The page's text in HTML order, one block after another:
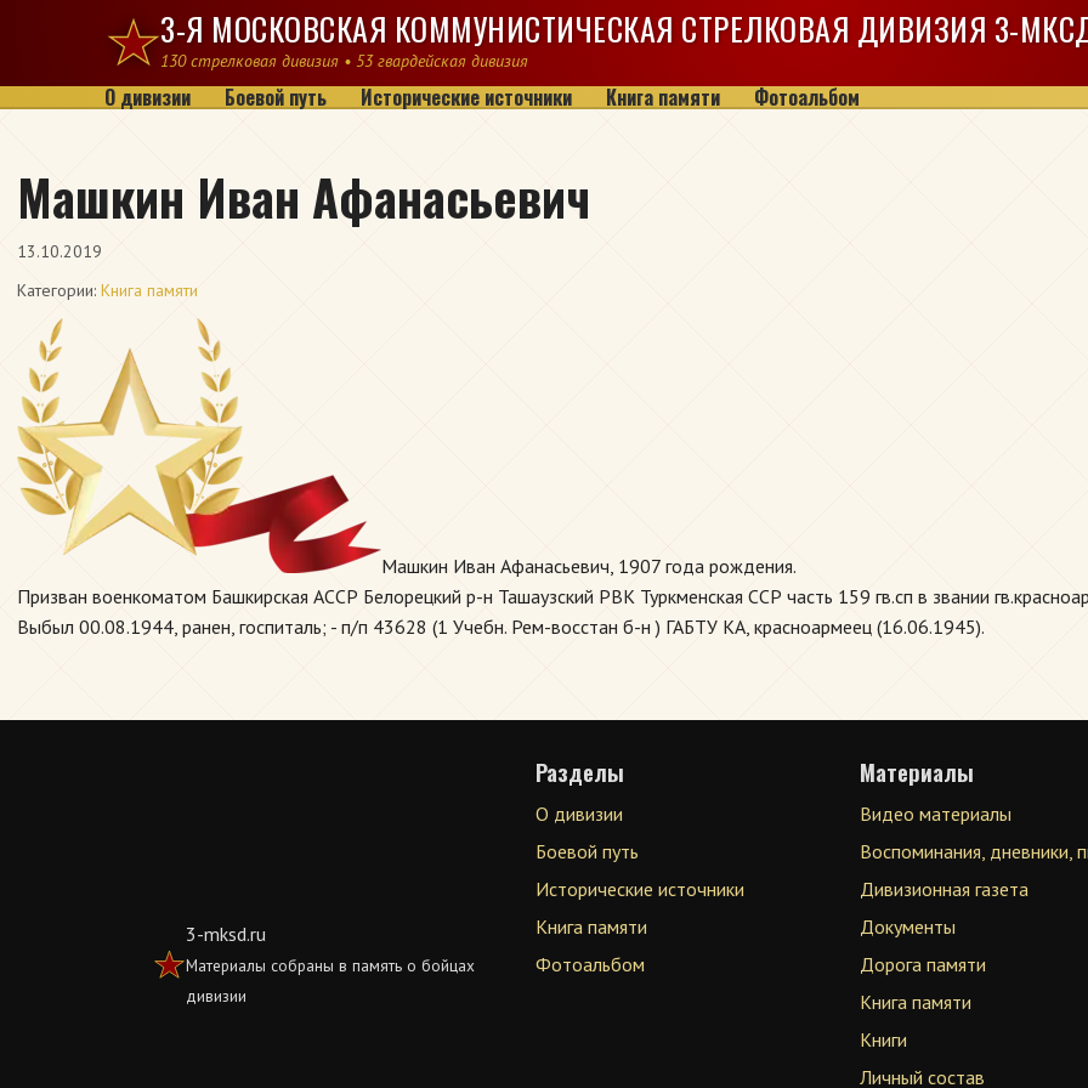
Перейти к содержимому3-Я МОСКОВСКАЯ КОММУНИСТИЧЕСКАЯ СТРЕЛКОВАЯ ДИВИЗИЯ 3-
130 стрелковая дивизия • 53 гвардейская дивизия
О дивизии Боевой путь Исторические источники Книга памяти Фотоальбом
Машкин Иван Афанасьевич
13.10.2019
Категории: Книга памяти
Машкин Иван Афанасьевич, 1907 года рождения.
Призван военкоматом Башкирская АССР Белорецкий р-н Ташаузский РВК Туркменская ССР часть 159 гв.сп в звании
Выбыл 00.08.1944, ранен, госпиталь; - п/п 43628 (1 Учебн. Рем-восстан б-н ) ГАБТУ КА, красноармеец (16.06.1945).
3-mksd.ru
Материалы собраны в память о бойцах
дивизии
Разделы
О дивизии
Боевой путь
Исторические источники
Книга памяти
Фотоальбом
Материалы
Видео материалы
Воспоминания, дневники,
Дивизионная газета
Документы
Дорога памяти
Книга памяти
Книги
Личный состав